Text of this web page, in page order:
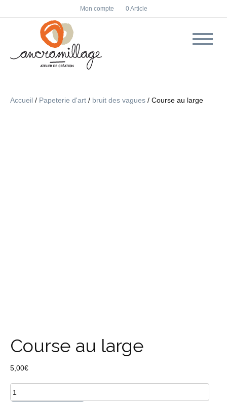
F
a
c
I
n
s
Mon compte 0 Article
Accueil / Papeterie d'art / bruit des vagues / Course au large
Course au large
5,00€
quantité
de